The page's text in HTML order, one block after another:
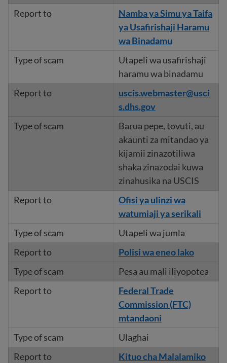
Namba ya Simu ya Taifa
ya Usafirishaji Haramu
wa Binadamu
Utapeli wa usafirishaji
haramu wa binadamu
uscis.webmaster@usci
s.dhs.gov
Barua pepe, tovuti, au
akaunti za mitandao ya
kijamii zinazotiliwa
shaka zinazodai kuwa
zinahusika na USCIS
Ofisi ya ulinzi wa
watumiaji ya serikali
Utapeli wa jumla
Polisi wa eneo lako
Pesa au mali iliyopotea
Federal Trade
Commission (FTC)
mtandaoni
Ulaghai
Kituo cha Malalamiko